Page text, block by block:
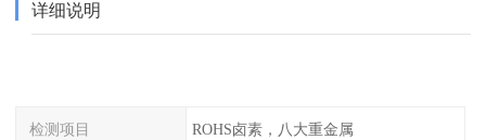
详细说明
检测项目 ROHS卤素，八大重金属